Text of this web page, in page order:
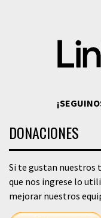
DONACIONES
Si te gustan nuestros
que nos ingrese lo
mejorar nuestros